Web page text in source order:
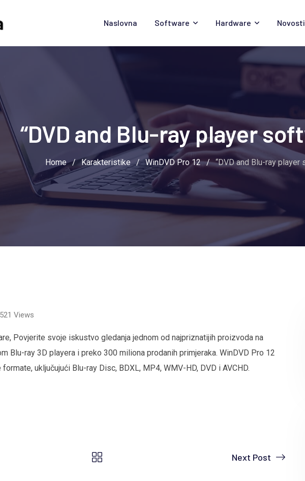
Naslovna Software Hardware Novosti
“DVD and Blu-ray player
Home / Karakteristike / WinDVD Pro 12 / “DVD and Blu-ray player
521 Views
Povjerite svoje iskustvo gledanja jednom od najpriznatijih proizvoda na
Blu-ray 3D playera i preko 300 miliona prodanih primjeraka. WinDVD Pro 12
uključujući Blu-ray Disc, BDXL, MP4, WMV-HD, DVD i AVCHD.
Next Post